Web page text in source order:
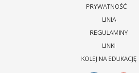
PRYWATNOŚĆ
LINIA
REGULAMINY
LINKI
KOLEJ NA EDUKACJĘ